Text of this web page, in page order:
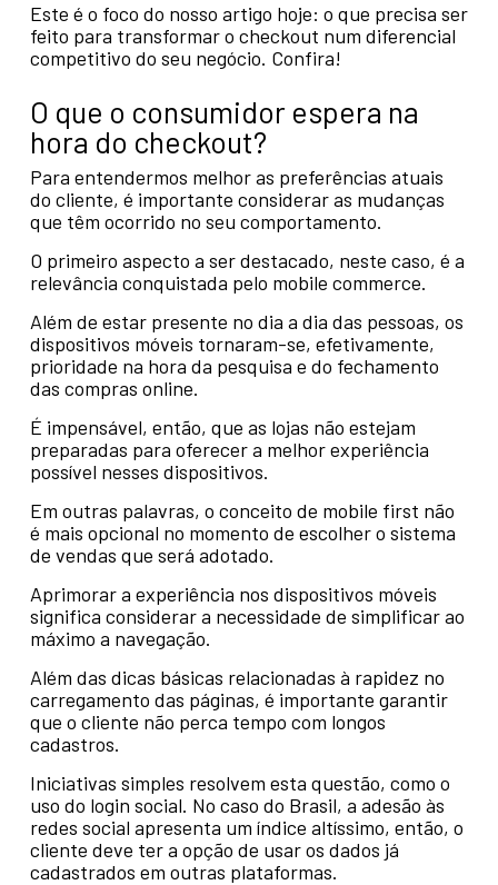
Este é o foco do nosso artigo hoje: o que precisa ser
feito para transformar o checkout num diferencial
competitivo do seu negócio. Confira!
O que o consumidor espera na
hora do checkout?
Para entendermos melhor as preferências atuais
do cliente, é importante considerar as mudanças
que têm ocorrido no seu comportamento.
O primeiro aspecto a ser destacado, neste caso, é a
relevância conquistada pelo mobile commerce.
Além de estar presente no dia a dia das pessoas, os
dispositivos móveis tornaram-se, efetivamente,
prioridade na hora da pesquisa e do fechamento
das compras online.
É impensável, então, que as lojas não estejam
preparadas para oferecer a melhor experiência
possível nesses dispositivos.
Em outras palavras, o conceito de mobile first não
é mais opcional no momento de escolher o sistema
de vendas que será adotado.
Aprimorar a experiência nos dispositivos móveis
significa considerar a necessidade de simplificar ao
máximo a navegação.
Além das dicas básicas relacionadas à rapidez no
carregamento das páginas, é importante garantir
que o cliente não perca tempo com longos
cadastros.
Iniciativas simples resolvem esta questão, como o
uso do login social. No caso do Brasil, a adesão às
redes social apresenta um índice altíssimo, então, o
cliente deve ter a opção de usar os dados já
cadastrados em outras plataformas.